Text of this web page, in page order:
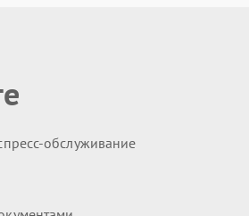
обслуживание